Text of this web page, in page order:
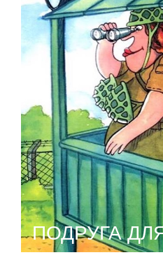
ПОДРУГА